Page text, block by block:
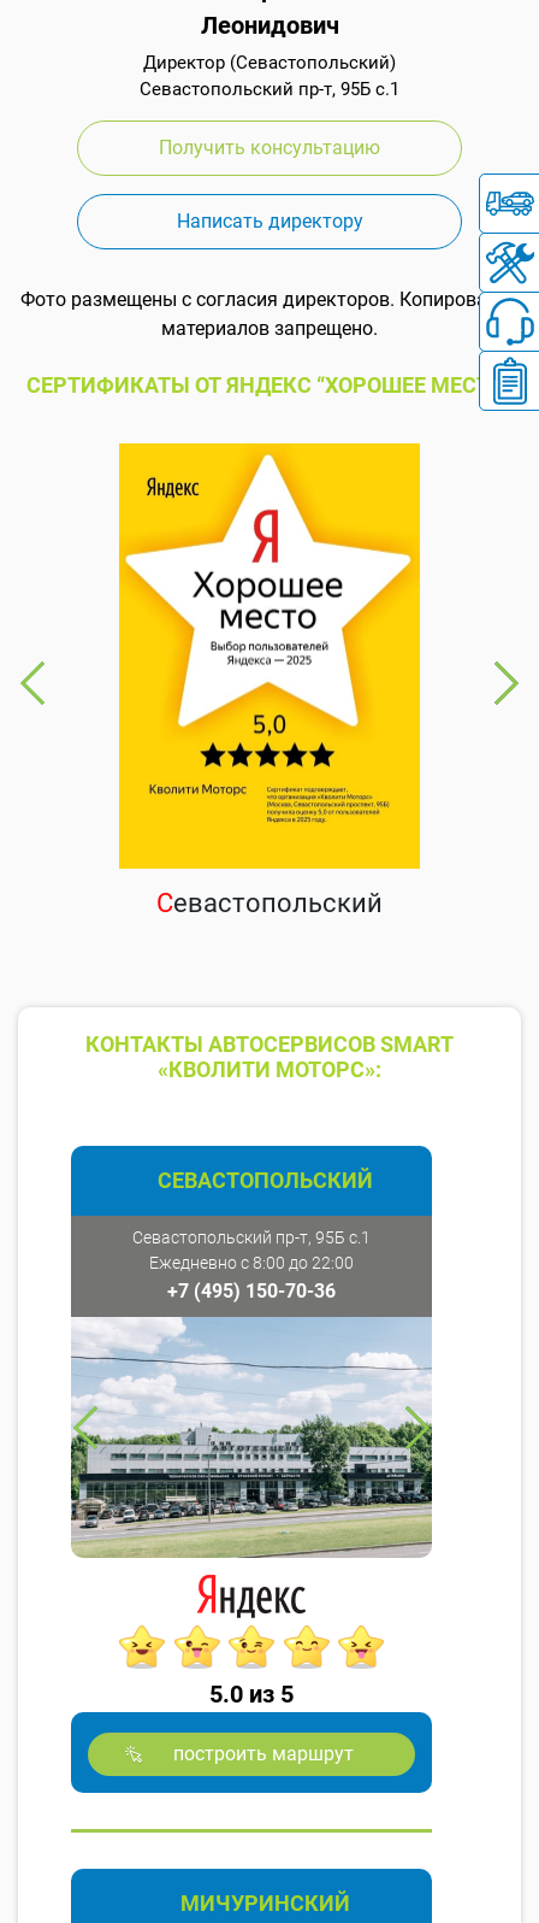
Леонидович
Директор (Севастопольский)
Севастопольский пр-т, 95Б с.1
Получить консультацию
Написать директору
Фото размещены с согласия директоров. Копирование
материалов запрещено.
СЕРТИФИКАТЫ ОТ ЯНДЕКС “ХОРОШЕЕ МЕСТО”
Севастопольский
КОНТАКТЫ АВТОСЕРВИСОВ SMART
«КВОЛИТИ МОТОРС»:
СЕВАСТОПОЛЬСКИЙ
Севастопольский пр-т, 95Б с.1
Ежедневно с 8:00 до 22:00
+7 (495) 150-70-36
5.0 из 5
построить маршрут
МИЧУРИНСКИЙ